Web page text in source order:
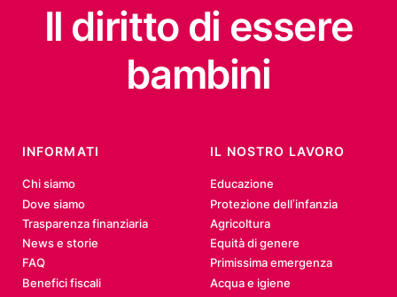
Il diritto di essere
bambini
INFORMATI
Chi siamo
Dove siamo
Trasparenza finanziaria
News e storie
FAQ
Benefici fiscali
IL NOSTRO LAVORO
Educazione
Protezione dell’infanzia
Agricoltura
Equità di genere
Primissima emergenza
Acqua e igiene